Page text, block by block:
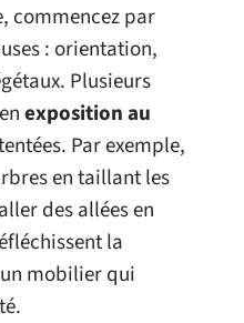
commencez par
: orientation,
Plusieurs
exposition au
Par exemple,
en taillant les
des allées en
la
mobilier qui